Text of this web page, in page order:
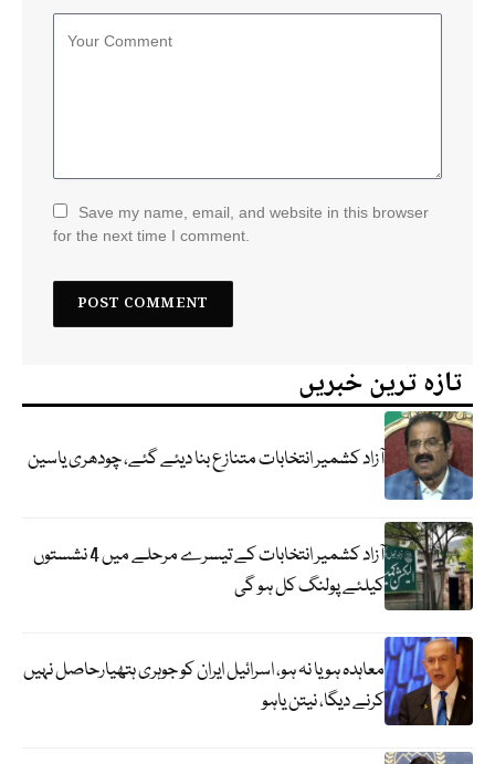
Save my name, email, and website in this browser
for the next time I comment.
تازہ ترین خبریں
آزاد کشمیر انتخابات متنازع بنا دیئے گئے، چودھری یاسین
آزاد کشمیر انتخابات کے تیسرے مرحلے میں 4 نشستوں
کیلئے پولنگ کل ہو گی
معاہدہ ہو یا نہ ہو، اسرائیل ایران کو جوہری ہتھیارحاصل نہیں
کرنے دیگا، نیتن یاہو